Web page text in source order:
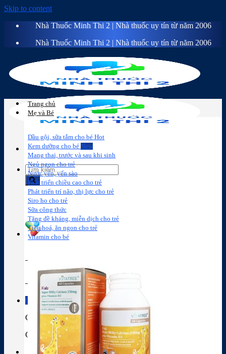
Skip to content
Nhà Thuốc Minh Thi 2 | Nhà thuốc uy tín từ năm 2006
Nhà Thuốc Minh Thi 2 | Nhà thuốc uy tín từ năm 2006
Sữa công
thức
Thành phần thuốc
Giỏ hàng
Giỏ hàng
Chưa có sản phẩm trong giỏ hàng.
Trang chủ
Mẹ và Bé
Dầu gội, sữa tắm cho bé
Kem dưỡng cho bé
Mang thai, trước và sau khi sinh
Ngủ ngon cho trẻ
Nước yến, yến sào
Phát triển chiều cao cho trẻ
Phát triển trí não, thị lực cho trẻ
Siro ho cho trẻ
Sữa công thức
Tăng đề kháng, miễn dịch cho trẻ
Tiêu hoá, ăn ngon cho trẻ
Vitamin cho bé